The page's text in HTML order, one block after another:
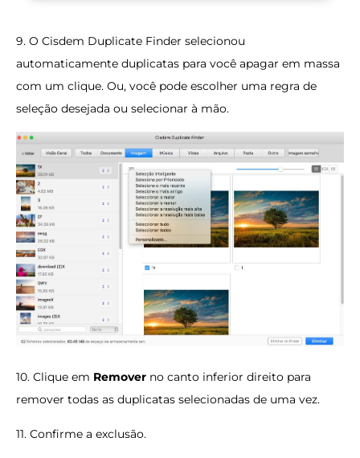
9. O Cisdem Duplicate Finder selecionou
automaticamente duplicatas para você apagar em massa
com um clique. Ou, você pode escolher uma regra de
seleção desejada ou selecionar à mão.
10. Clique em Remover no canto inferior direito para
remover todas as duplicatas selecionadas de uma vez.
11. Confirme a exclusão.